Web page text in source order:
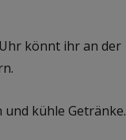
könnt ihr an der
und kühle Getränke.